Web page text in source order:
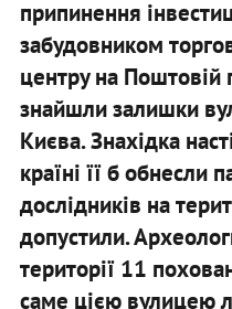
припинення
забудовником
центру на
знайшли залишки
Києва. Знахідка
країні її б обнесли
дослідників на
допустили.
території 11
саме цією вулицею